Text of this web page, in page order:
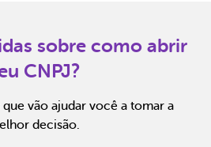
sobre como abrir
CNPJ?
vão ajudar você a tomar a
decisão.